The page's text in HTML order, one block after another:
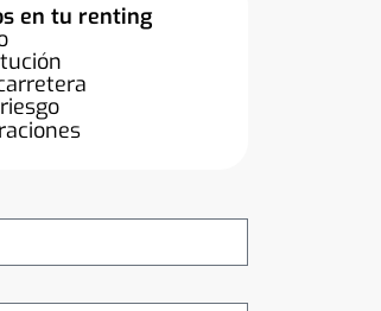
en tu renting